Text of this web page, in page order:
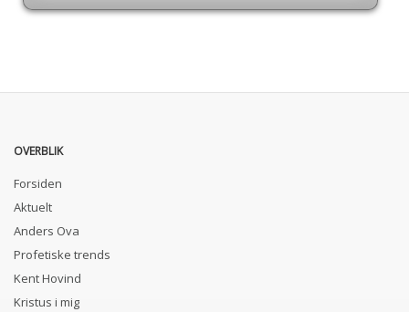
OVERBLIK
Forsiden
Aktuelt
Anders Ova
Profetiske trends
Kent Hovind
Kristus i mig